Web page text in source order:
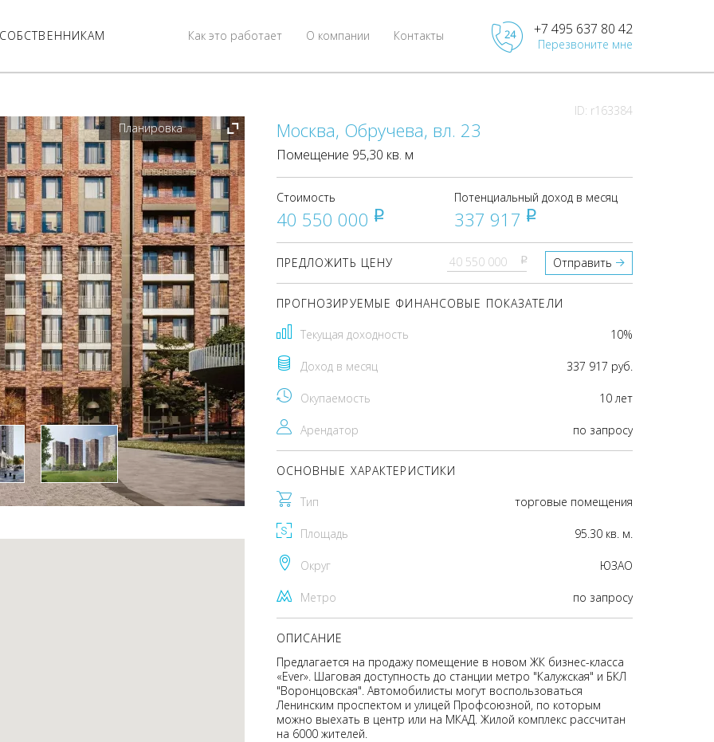
Контакты
О компании
Как это работает +7 495 637 80 42
Перезвоните мне
ID: r163384
Планировка
Москва, Обручева, вл. 23
Помещение 95,30 кв. м
Стоимость
40 550 000 pуб
Потенциальный доход в месяц
337 917 pуб
ПРЕДЛОЖИТЬ ЦЕНУ pуб Отправить
ПРОГНОЗИРУЕМЫЕ ФИНАНСОВЫЕ ПОКАЗАТЕЛИ
Текущая доходность 10%
Доход в месяц 337 917 руб.
Окупаемость 10 лет
Арендатор по запросу
ОСНОВНЫЕ ХАРАКТЕРИСТИКИ
Тип торговые помещения
Площадь 95.30 кв. м.
Округ ЮЗАО
Метро по запросу
ОПИСАНИЕ
Предлагается на продажу помещение в новом ЖК бизнес-класса
«Ever». Шаговая доступность до станции метро "Калужская" и БКЛ
"Воронцовская". Автомобилисты могут воспользоваться
Ленинским проспектом и улицей Профсоюзной, по которым
можно выехать в центр или на МКАД. Жилой комплекс рассчитан
на 6000 жителей.